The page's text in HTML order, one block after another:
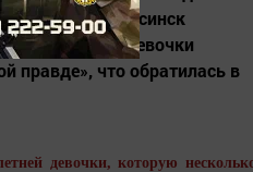
из города Бирюсинск
22 мая. Мать девочки
правде», что обратилась в
девочки, которую